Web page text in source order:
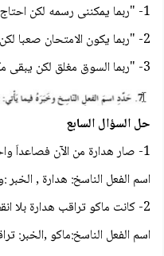
1- "ربما يمكننى رسمه لكن احتاج الى بعض الوقت
2- "ربما يكون الامتحان صعبا لكن استطيع حله
3- "ربما السوق مغلق لكن يبقى مكاني المفضل
حل السؤال السابع
1- صار هدارة من الآن فصاعداَ واحد من سرب النعام.
اسم الفعل الناسخ: هدارة , الخبر
2- كانت ماكو تراقب هدارة بلا انقطاع.
اسم الفعل الناسخ:ماكو ,الخبر: